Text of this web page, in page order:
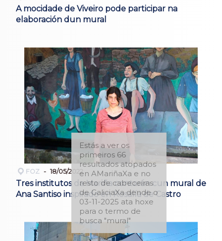
A mocidade de Viveiro pode participar na
elaboración dun mural
FOZ 18/05/2022
Tres institutos da Mariña contarán cun mural de
Ana Santiso inspirado en Rosalía de Castro
Estás a ver os
primeiros 66
resultados atopados
en AMariñaXa e no
resto de cabeceiras
de GaliciaXa dende o
03-11-2025 ata hoxe
para o termo de
busca "mural"